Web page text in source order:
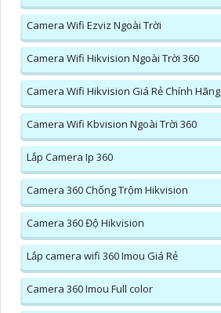
Camera Wifi Ezviz Ngoài Trời
Camera Wifi Hikvision Ngoài Trời 360
Camera Wifi Hikvision Giá Rẻ Chính Hãng
Camera Wifi Kbvision Ngoài Trời 360
Lắp Camera Ip 360
Camera 360 Chống Trộm Hikvision
Camera 360 Độ Hikvision
Lắp camera wifi 360 Imou Giá Rẻ
Camera 360 Imou Full color